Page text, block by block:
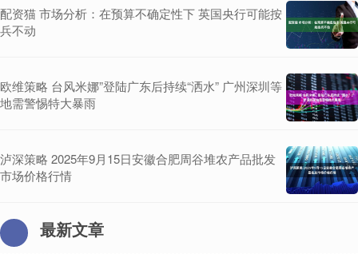
配资猫 市场分析：在预算不确定性下 英国央行可能按
兵不动
欧维策略 台风米娜”登陆广东后持续“洒水” 广州深圳等
地需警惕特大暴雨
泸深策略 2025年9月15日安徽合肥周谷堆农产品批发
市场价格行情
最新文章